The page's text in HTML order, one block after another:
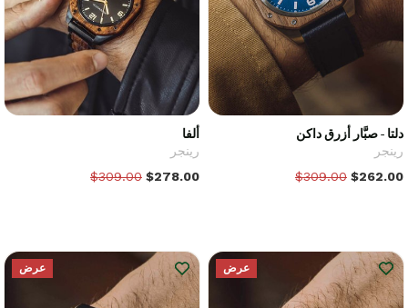
دلتا - صبَّار أزرق داكن
رينجر
$309.00 $262.00
ألفا
رينجر
$309.00 $278.00
عرض عرض